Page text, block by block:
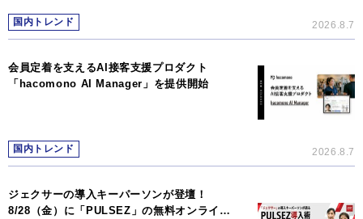
国内トレンド 2026.8.7
会員定着を支えるAI接客支援プロダクト
「hacomono AI Manager」を提供開始
国内トレンド 2026.8.7
ジェクサーの導入キーパーソンが登壇！
8/28（金）に「PULSEZ」の無料オンライ…